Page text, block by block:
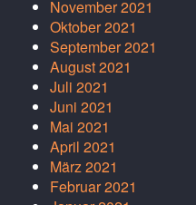
November 2021
Oktober 2021
September 2021
August 2021
Juli 2021
Juni 2021
Mai 2021
April 2021
März 2021
Februar 2021